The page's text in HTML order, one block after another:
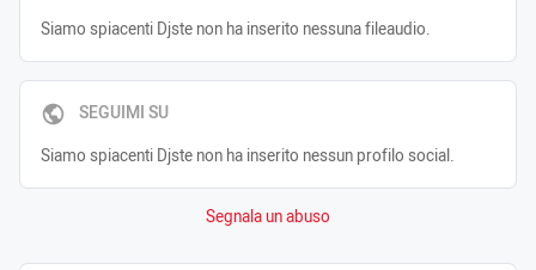
Siamo spiacenti Djste non ha inserito nessuna fileaudio.
SEGUIMI SU
Siamo spiacenti Djste non ha inserito nessun profilo social.
Segnala un abuso